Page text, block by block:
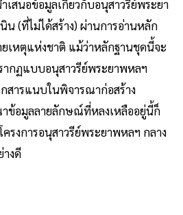
สนอข้อมูลเกี่ยวกับอนุสาวรีย์พระยา
น (ที่ไม่ได้สร้าง) ผ่านการอ่านหลัก
เหตุแห่งชาติ แม้ว่าหลักฐานชุดนี้จะ
กฏแบบอนุสาวรีย์พระยาพหลฯ
สารแนบในพิจารณาก่อสร้าง
ข้อมูลลายลักษณ์ที่หลงเหลืออยู่นี้ก็
ครงการอนุสาวรีย์พระยาพหลฯ กลาง
งดี